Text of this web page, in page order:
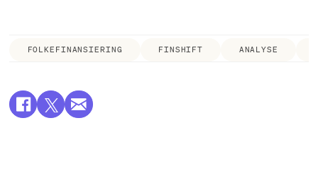
FOLKEFINANSIERING FINSHIFT ANALYSE